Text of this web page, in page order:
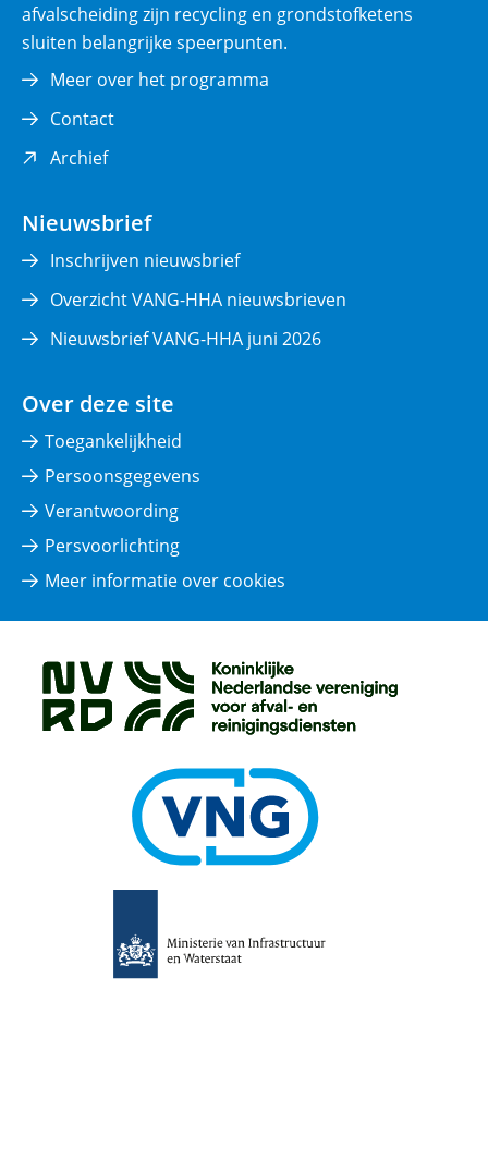
afvalscheiding zijn recycling en grondstofketens
sluiten belangrijke speerpunten.
Meer over het programma
Contact
Archief(opent
nieuw
Nieuwsbrief
Inschrijven nieuwsbrief
Overzicht VANG-HHA nieuwsbrieven
Nieuwsbrief VANG-HHA juni 2026
Over deze site
Toegankelijkheid
Persoonsgegevens
Verantwoording
Persvoorlichting
Meer informatie over cookies